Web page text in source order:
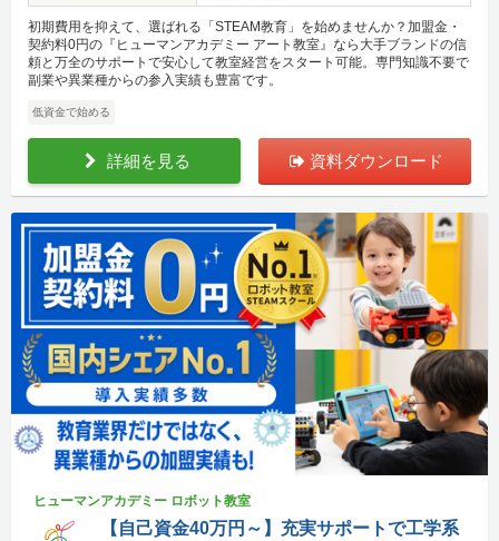
初期費用を抑えて、選ばれる「STEAM教育」を始めませんか？加盟金・
契約料0円の『ヒューマンアカデミー アート教室』なら大手ブランドの信
頼と万全のサポートで安心して教室経営をスタート可能。専門知識不要で
副業や異業種からの参入実績も豊富です。
低資金で始める
詳細を見る 資料ダウンロード
ヒューマンアカデミー ロボット教室
【自己資金40万円～】充実サポートで工学系